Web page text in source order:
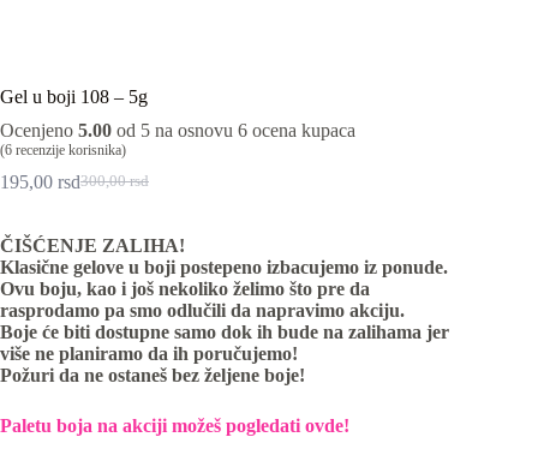
Gel u boji 108 – 5g
Ocenjeno 5.00 od 5 na osnovu 6 ocena kupaca
(6 recenzije korisnika)
300,00rsd
Originalna
bila:
300,00 rsd.
195,00 rsdTrenutna
195,00 rsd.
ČIŠĆENJE ZALIHA!
Klasične gelove u boji postepeno izbacujemo iz ponude.
Ovu boju, kao i još nekoliko želimo što pre da
rasprodamo pa smo odlučili da napravimo akciju.
Boje će biti dostupne samo dok ih bude na zalihama jer
više ne planiramo da ih poručujemo!
Požuri da ne ostaneš bez željene boje!
Paletu boja na akciji možeš pogledati ovde!